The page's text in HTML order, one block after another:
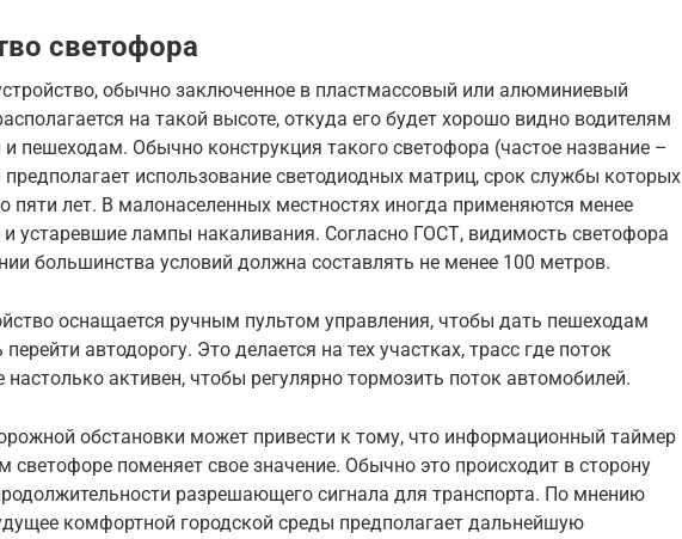
светофора
обычно заключенное в пластмассовый или алюминиевый
на такой высоте, откуда его будет хорошо видно водителям
пешеходам. Обычно конструкция такого светофора (частое название –
использование светодиодных матриц, срок службы которых
пяти лет. В малонаселенных местностях иногда применяются менее
устаревшие лампы накаливания. Согласно ГОСТ, видимость светофора
большинства условий должна составлять не менее 100 метров.
оснащается ручным пультом управления, чтобы дать пешеходам
автодорогу. Это делается на тех участках, трасс где поток
настолько активен, чтобы регулярно тормозить поток автомобилей.
обстановки может привести к тому, что информационный таймер
светофоре поменяет свое значение. Обычно это происходит в сторону
разрешающего сигнала для транспорта. По мнению
комфортной городской среды предполагает дальнейшую